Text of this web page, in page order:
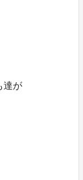
達が